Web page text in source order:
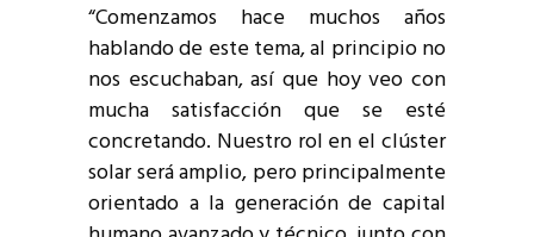
“Comenzamos hace muchos años
hablando de este tema, al principio no
nos escuchaban, así que hoy veo con
mucha satisfacción que se esté
concretando. Nuestro rol en el clúster
solar será amplio, pero principalmente
orientado a la generación de capital